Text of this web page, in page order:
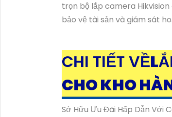
trọn bộ lắp camera
bảo vệ tài sản và giám sát
CHI TIẾT VỀ
CHO KHO
Sở Hữu Ưu Đãi Hấp Dẫn Với